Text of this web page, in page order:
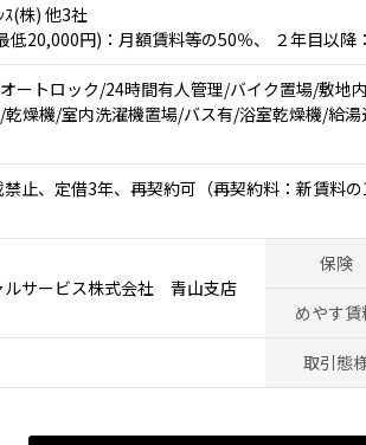
ｽ(株) 他3社
低20,000円)：月額賃料等の50％、 ２年目以降
ートロック/24時間有人管理/バイク置場/敷
燥機/室内洗濯機置場/バス有/浴室乾燥機/給
止、定借3年、再契約可（再契約料：新賃料
ルサービス株式会社 青山支店
保険
めやす賃
取引態